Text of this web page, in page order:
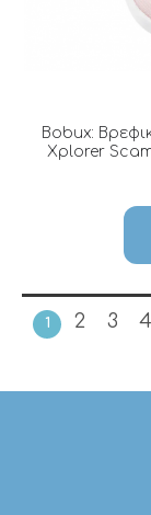
Bobux:
Xplorer
1 2 3 4